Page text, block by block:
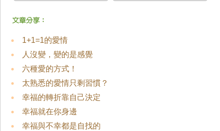
1+1=1的愛情
人沒變，變的是感覺
六種愛的方式！
太熟悉的愛情只剩習慣？
幸福的轉折靠自己決定
幸福就在你身邊
幸福與不幸都是自找的